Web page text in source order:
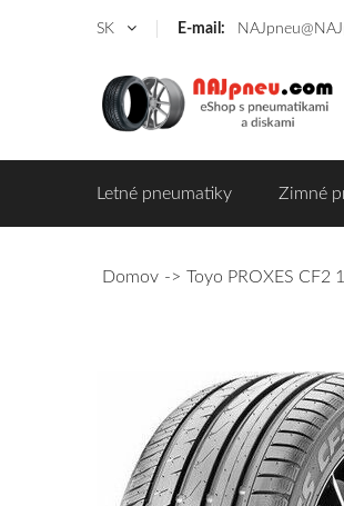
SK E-mail:
Letné pneumatiky Zimné
Domov Toyo PROXES CF2